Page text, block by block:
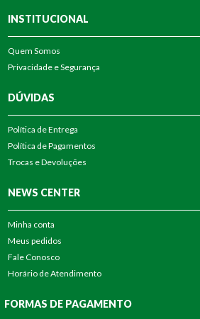
INSTITUCIONAL
Quem Somos
Privacidade e Segurança
DÚVIDAS
Política de Entrega
Política de Pagamentos
Trocas e Devoluções
NEWS CENTER
Minha conta
Meus pedidos
Fale Conosco
Horário de Atendimento
FORMAS DE PAGAMENTO